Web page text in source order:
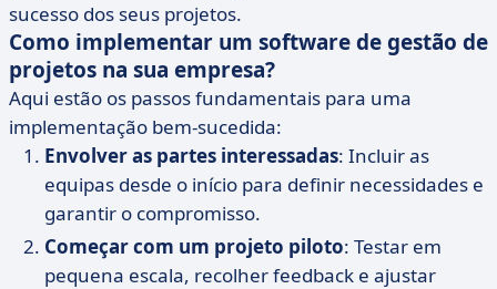
sucesso dos seus projetos.
Como implementar um software de gestão de
projetos na sua empresa?
Aqui estão os passos fundamentais para uma
implementação bem-sucedida:
Envolver as partes interessadas: Incluir as
equipas desde o início para definir necessidades e
garantir o compromisso.
Começar com um projeto piloto: Testar em
pequena escala, recolher feedback e ajustar